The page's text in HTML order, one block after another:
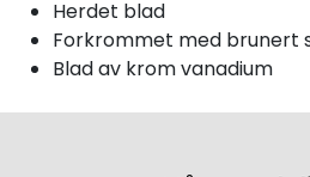
Herdet blad
Forkrommet med brunert
Blad av krom vanadium